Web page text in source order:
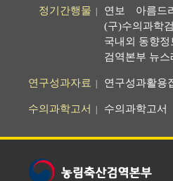
정기간행물 연보 아름드
(구)수의과학
국내외 동향정
검역본부 뉴스
연구성과자료 연구성과활용
수의과학고서 수의과학고서